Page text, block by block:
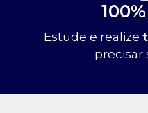
Estude e realize
precisar